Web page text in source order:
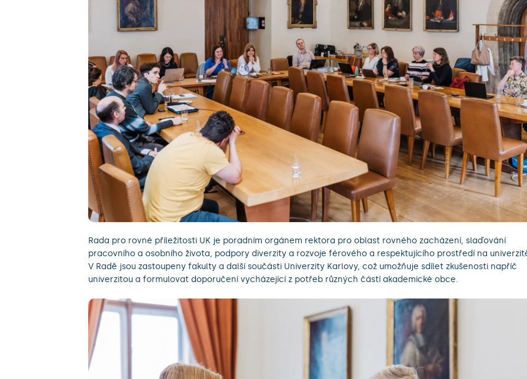
Rada pro rovné příležitosti UK je poradním orgánem rektora pro oblast rovného zacházení, slaďování
pracovního a osobního života, podpory diverzity a rozvoje férového a respektujícího prostředí na
V Radě jsou zastoupeny fakulty a další součásti Univerzity Karlovy, což umožňuje sdílet zkušenosti napříč
univerzitou a formulovat doporučení vycházející z potřeb různých částí akademické obce.